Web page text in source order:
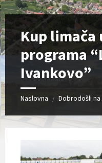
Kup limača
programa
Ivankovo”
Naslovna / Dobrodošli